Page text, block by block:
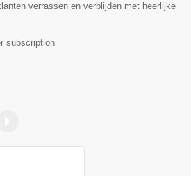
verrassen en verblijden met heerlijke
subscription